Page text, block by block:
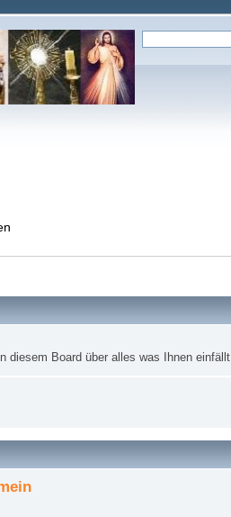
Board über alles was Ihnen einfällt.